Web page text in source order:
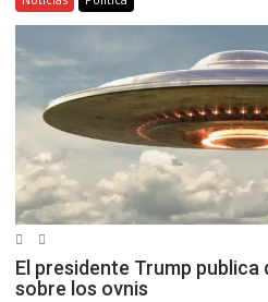
El presidente Trump
sobre los ovnis